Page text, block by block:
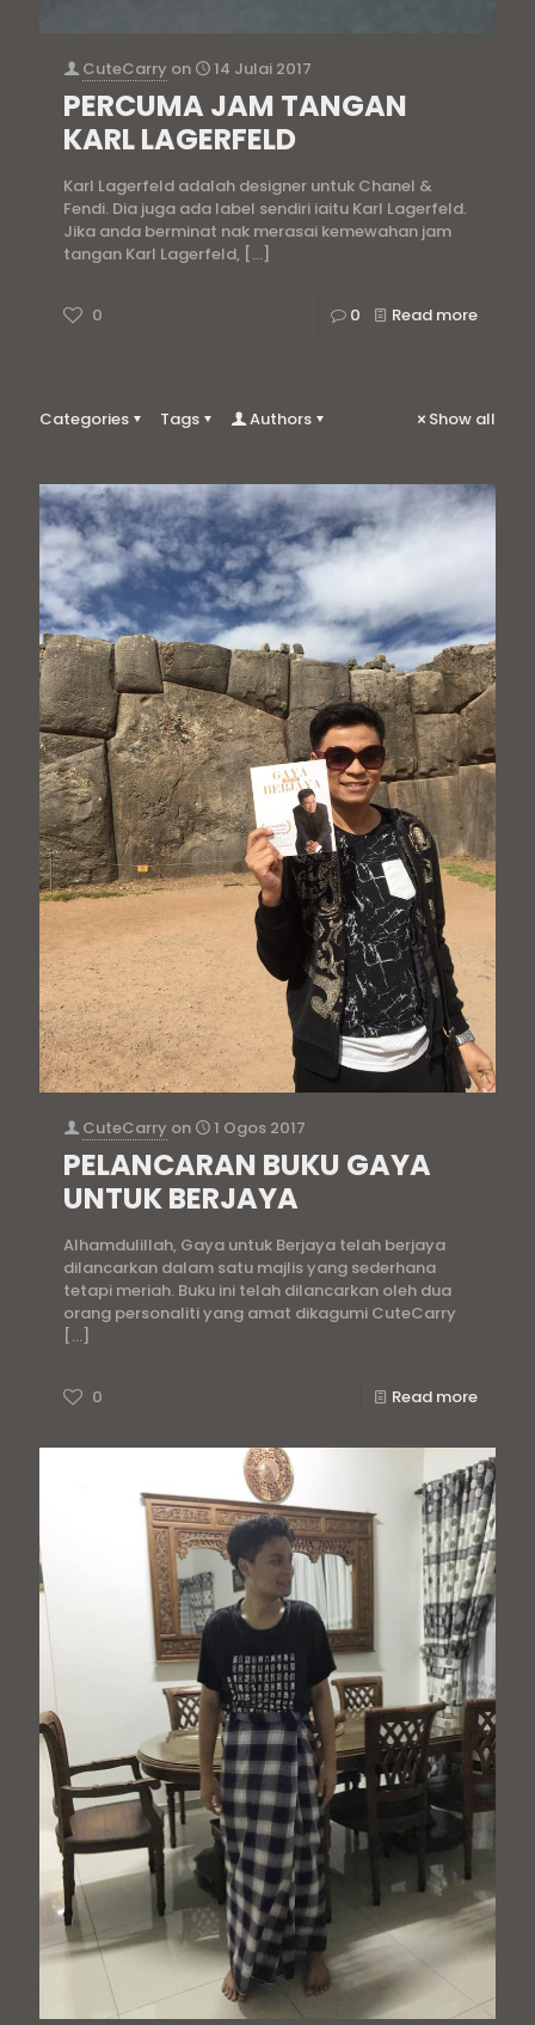
CuteCarry on 14 Julai 2017
PERCUMA JAM TANGAN
KARL LAGERFELD
Karl Lagerfeld adalah designer untuk Chanel &
Fendi. Dia juga ada label sendiri iaitu Karl Lagerfeld.
Jika anda berminat nak merasai kemewahan jam
tangan Karl Lagerfeld, […]
0 0 Read more
Categories Tags Authors Show all
CuteCarry on 1 Ogos 2017
PELANCARAN BUKU GAYA
UNTUK BERJAYA
Alhamdulillah, Gaya untuk Berjaya telah berjaya
dilancarkan dalam satu majlis yang sederhana
tetapi meriah. Buku ini telah dilancarkan oleh dua
orang personaliti yang amat dikagumi CuteCarry
[…]
0 Read more